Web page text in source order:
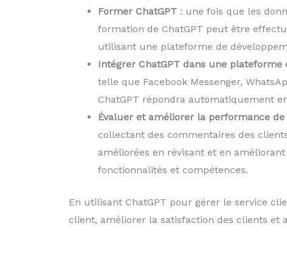
Former ChatGPT : une fois que les
formation de ChatGPT peut être
utilisant une plateforme de
Intégrer ChatGPT dans une plateforme
telle que Facebook Messenger,
ChatGPT répondra automatiquement
Évaluer et améliorer la performance de
collectant des commentaires des
améliorées en révisant et en
fonctionnalités et compétences.
En utilisant ChatGPT pour gérer le service
client, améliorer la satisfaction des clients et